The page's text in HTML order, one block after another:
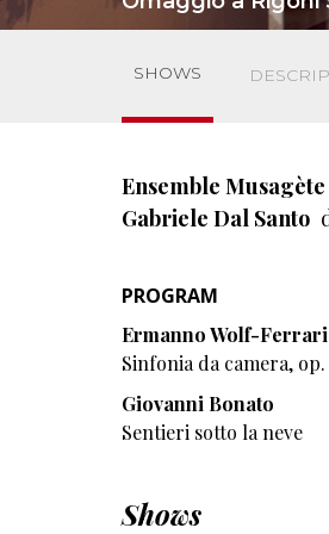
SHOWS
Ensemble Musagète
Gabriele Dal Santo
PROGRAM
Ermanno Wolf-Ferrari
Sinfonia da camera, op.
Giovanni Bonato
Sentieri sotto la neve
Shows